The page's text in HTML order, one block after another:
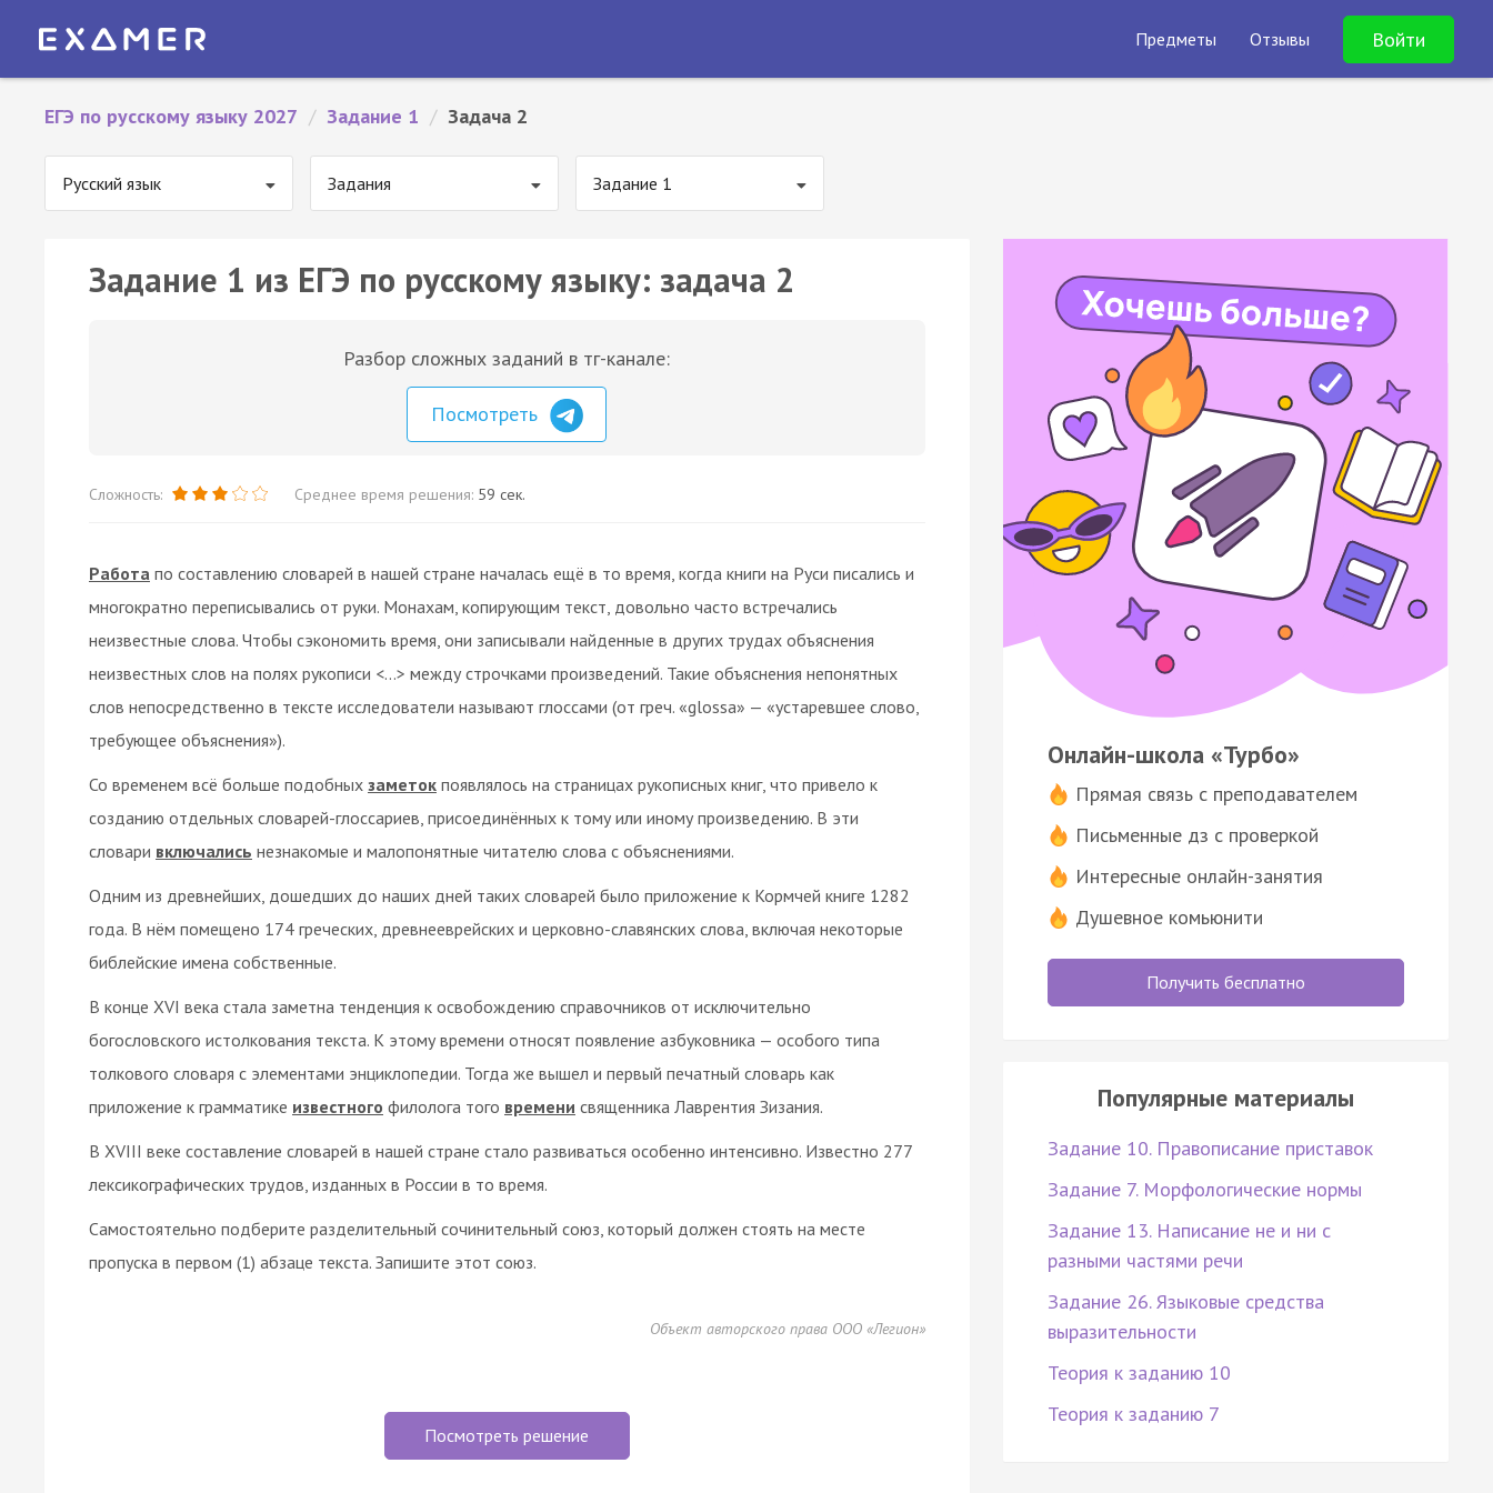
Предметы Отзывы Войти
ЕГЭ по русскому языку 2027 / Задание 1 / Задача 2
Русский язык Задания Задание 1
Задание 1 из ЕГЭ по русскому языку: задача 2
Разбор сложных заданий в тг-канале:
Посмотреть
Сложность: Среднее время решения: 59 сек.
Работа по составлению словарей в нашей стране началась ещё в то время, когда книги на Руси писались и
многократно переписывались от руки. Монахам, копирующим текст, довольно часто встречались
неизвестные слова. Чтобы сэкономить время, они записывали найденные в других трудах объяснения
неизвестных слов на полях рукописи <…> между строчками произведений. Такие объяснения непонятных
слов непосредственно в тексте исследователи называют глоссами (от греч. «glossa» — «устаревшее слово,
требующее объяснения»).
Со временем всё больше подобных заметок появлялось на страницах рукописных книг, что привело к
созданию отдельных словарей-глоссариев, присоединённых к тому или иному произведению. В эти
словари включались незнакомые и малопонятные читателю слова с объяснениями.
Одним из древнейших, дошедших до наших дней таких словарей было приложение к Кормчей книге 1282
года. В нём помещено 174 греческих, древнееврейских и церковно-славянских слова, включая некоторые
библейские имена собственные.
В конце XVI века стала заметна тенденция к освобождению справочников от исключительно
богословского истолкования текста. К этому времени относят появление азбуковника — особого типа
толкового словаря с элементами энциклопедии. Тогда же вышел и первый печатный словарь как
приложение к грамматике известного филолога того времени священника Лаврентия Зизания.
В XVIII веке составление словарей в нашей стране стало развиваться особенно интенсивно. Известно 277
лексикографических трудов, изданных в России в то время.
Самостоятельно подберите разделительный сочинительный союз, который должен стоять на месте
пропуска в первом (1) абзаце текста. Запишите этот союз.
Объект авторского права ООО «Легион»
Посмотреть решение
Онлайн-школа «Турбо»
Прямая связь с преподавателем
Письменные дз с проверкой
Интересные онлайн-занятия
Душевное комьюнити
Получить бесплатно
Популярные материалы
Задание 10. Правописание приставок
Задание 7. Морфологические нормы
Задание 13. Написание не и ни с
разными частями речи
Задание 26. Языковые средства
выразительности
Теория к заданию 10
Теория к заданию 7